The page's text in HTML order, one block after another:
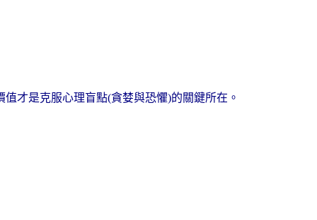
才是克服心理盲點(貪婪與恐懼)的關鍵所在。